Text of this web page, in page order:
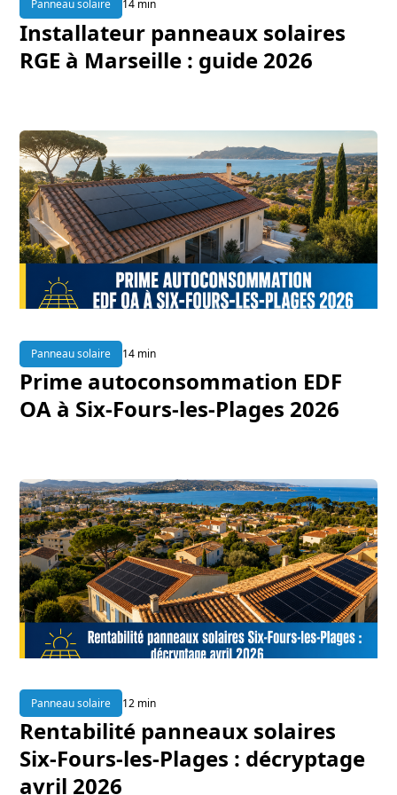
Panneau solaire 14 min
Installateur panneaux solaires
RGE à Marseille : guide 2026
Panneau solaire 14 min
Prime autoconsommation EDF
OA à Six-Fours-les-Plages 2026
Panneau solaire 12 min
Rentabilité panneaux solaires
Six-Fours-les-Plages : décryptage
avril 2026